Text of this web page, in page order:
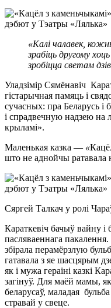
«Калі чалавек,
зрабіць другому
зробіцца светам
Уладзімір Сямёнавіч
гістарычная памяць і
сучасных: пра Беларусь і
і спрадвечную надзею
крыламі».
Маленькая казка — «
што не аднойчы ратавала
Сяргей Талкач у ролі
Караткевіч бачыў вайну
пасляваеннага
збірала перамёрзлую
гатавала з яе шасцярым
як і мужа гераіні казкі
загінуў. Для маёй мамы,
беларусаў, маладая
стравай у свеце.